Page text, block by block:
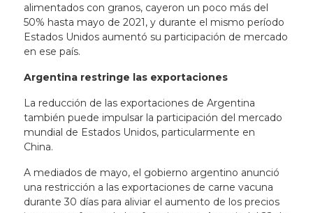
alimentados con granos, cayeron un poco más del
50% hasta mayo de 2021, y durante el mismo período
Estados Unidos aumentó su participación de mercado
en ese país.
Argentina restringe las exportaciones
La reducción de las exportaciones de Argentina
también puede impulsar la participación del mercado
mundial de Estados Unidos, particularmente en
China.
A mediados de mayo, el gobierno argentino anunció
una restricción a las exportaciones de carne vacuna
durante 30 días para aliviar el aumento de los precios